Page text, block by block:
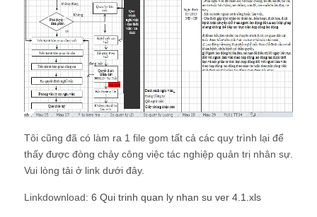
Tôi cũng đã có làm ra 1 file gom tất cả các quy trình lại để
thấy được đòng chảy công việc tác nghiệp quản trị nhân sự.
Vui lòng tải ở link dưới đây.
Linkdownload: 6 Qui trinh quan ly nhan su ver 4.1.xls